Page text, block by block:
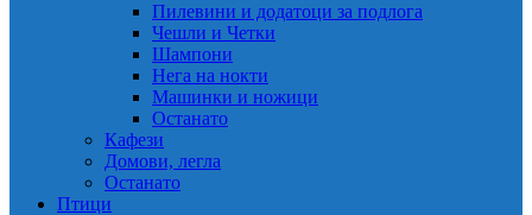
Пилевини и додатоци за подлога
Чешли и Четки
Шампони
Нега на нокти
Машинки и ножици
Останато
Кафези
Домови, легла
Останато
Птици